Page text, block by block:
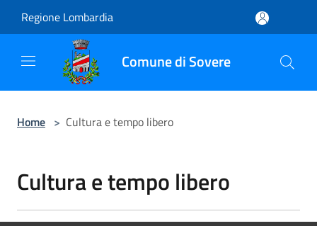
Regione Lombardia
Comune di Sovere
Home > Cultura e tempo libero
Cultura e tempo libero